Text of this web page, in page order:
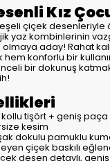
Kız
çiçek desenleriyle
yaz kombinlerinin
aday! Rahat
hem konforlu bir
bir dokunuş
kollu tişört + geniş
kesim
dokulu pamuklu
çiçek baskılı
desen detaylı,